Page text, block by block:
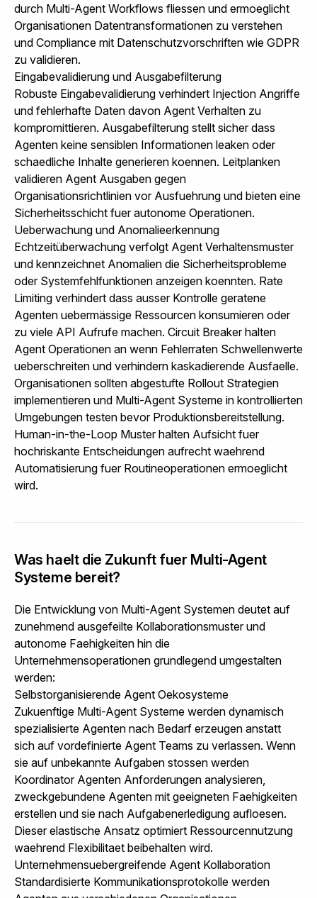
durch Multi-Agent Workflows fliessen und ermoeglicht
Organisationen Datentransformationen zu verstehen
und Compliance mit Datenschutzvorschriften wie GDPR
zu validieren.
Eingabevalidierung und Ausgabefilterung
Robuste Eingabevalidierung verhindert Injection Angriffe
und fehlerhafte Daten davon Agent Verhalten zu
kompromittieren. Ausgabefilterung stellt sicher dass
Agenten keine sensiblen Informationen leaken oder
schaedliche Inhalte generieren koennen. Leitplanken
validieren Agent Ausgaben gegen
Organisationsrichtlinien vor Ausfuehrung und bieten eine
Sicherheitsschicht fuer autonome Operationen.
Ueberwachung und Anomalieerkennung
Echtzeitüberwachung verfolgt Agent Verhaltensmuster
und kennzeichnet Anomalien die Sicherheitsprobleme
oder Systemfehlfunktionen anzeigen koennten. Rate
Limiting verhindert dass ausser Kontrolle geratene
Agenten uebermässige Ressourcen konsumieren oder
zu viele API Aufrufe machen. Circuit Breaker halten
Agent Operationen an wenn Fehlerraten Schwellenwerte
ueberschreiten und verhindern kaskadierende Ausfaelle.
Organisationen sollten abgestufte Rollout Strategien
implementieren und Multi-Agent Systeme in kontrollierten
Umgebungen testen bevor Produktionsbereitstellung.
Human-in-the-Loop Muster halten Aufsicht fuer
hochriskante Entscheidungen aufrecht waehrend
Automatisierung fuer Routineoperationen ermoeglicht
wird.
Was haelt die Zukunft fuer Multi-Agent
Systeme bereit?
Die Entwicklung von Multi-Agent Systemen deutet auf
zunehmend ausgefeilte Kollaborationsmuster und
autonome Faehigkeiten hin die
Unternehmensoperationen grundlegend umgestalten
werden:
Selbstorganisierende Agent Oekosysteme
Zukuenftige Multi-Agent Systeme werden dynamisch
spezialisierte Agenten nach Bedarf erzeugen anstatt
sich auf vordefinierte Agent Teams zu verlassen. Wenn
sie auf unbekannte Aufgaben stossen werden
Koordinator Agenten Anforderungen analysieren,
zweckgebundene Agenten mit geeigneten Faehigkeiten
erstellen und sie nach Aufgabenerledigung aufloesen.
Dieser elastische Ansatz optimiert Ressourcennutzung
waehrend Flexibilitaet beibehalten wird.
Unternehmensuebergreifende Agent Kollaboration
Standardisierte Kommunikationsprotokolle werden